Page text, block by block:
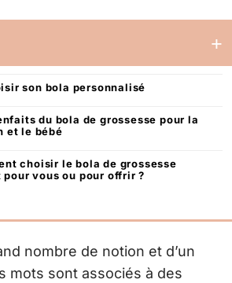
son bola personnalisé
du bola de grossesse pour la
et le bébé
choisir le bola de grossesse
vous ou pour offrir ?
nombre de notion et d’un
mots sont associés à des